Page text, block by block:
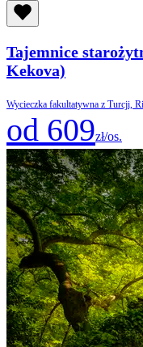
Tajemnice
Kekova)
Wycieczka fakultatywna z Turcji,
od 609zł/os.